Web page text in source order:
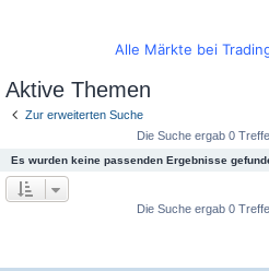
Alle Märkte bei
Aktive Themen
Zur erweiterten Suche
Die Suche ergab 0
Es wurden keine passenden Ergebnisse
Die Suche ergab 0